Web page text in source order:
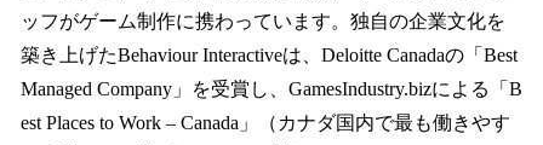
ッフがゲーム制作に携わっています。独自の企業文化を
築き上げたBehaviour Interactiveは、Deloitte Canadaの「Best
Managed Company」を受賞し、GamesIndustry.bizによる「B
est Places to Work – Canada」（カナダ国内で最も働きやす